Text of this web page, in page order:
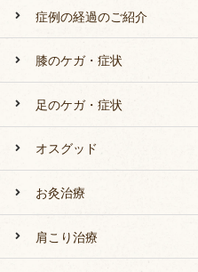
症例の経過のご紹介
膝のケガ・症状
足のケガ・症状
オスグッド
お灸治療
肩こり治療